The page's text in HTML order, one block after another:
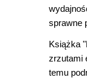
sprawne
Książka
zrzutami
temu